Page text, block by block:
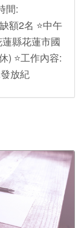
間:
額2名 ⭐中午
縣花蓮市國
) ⭐工作內容:
放紀